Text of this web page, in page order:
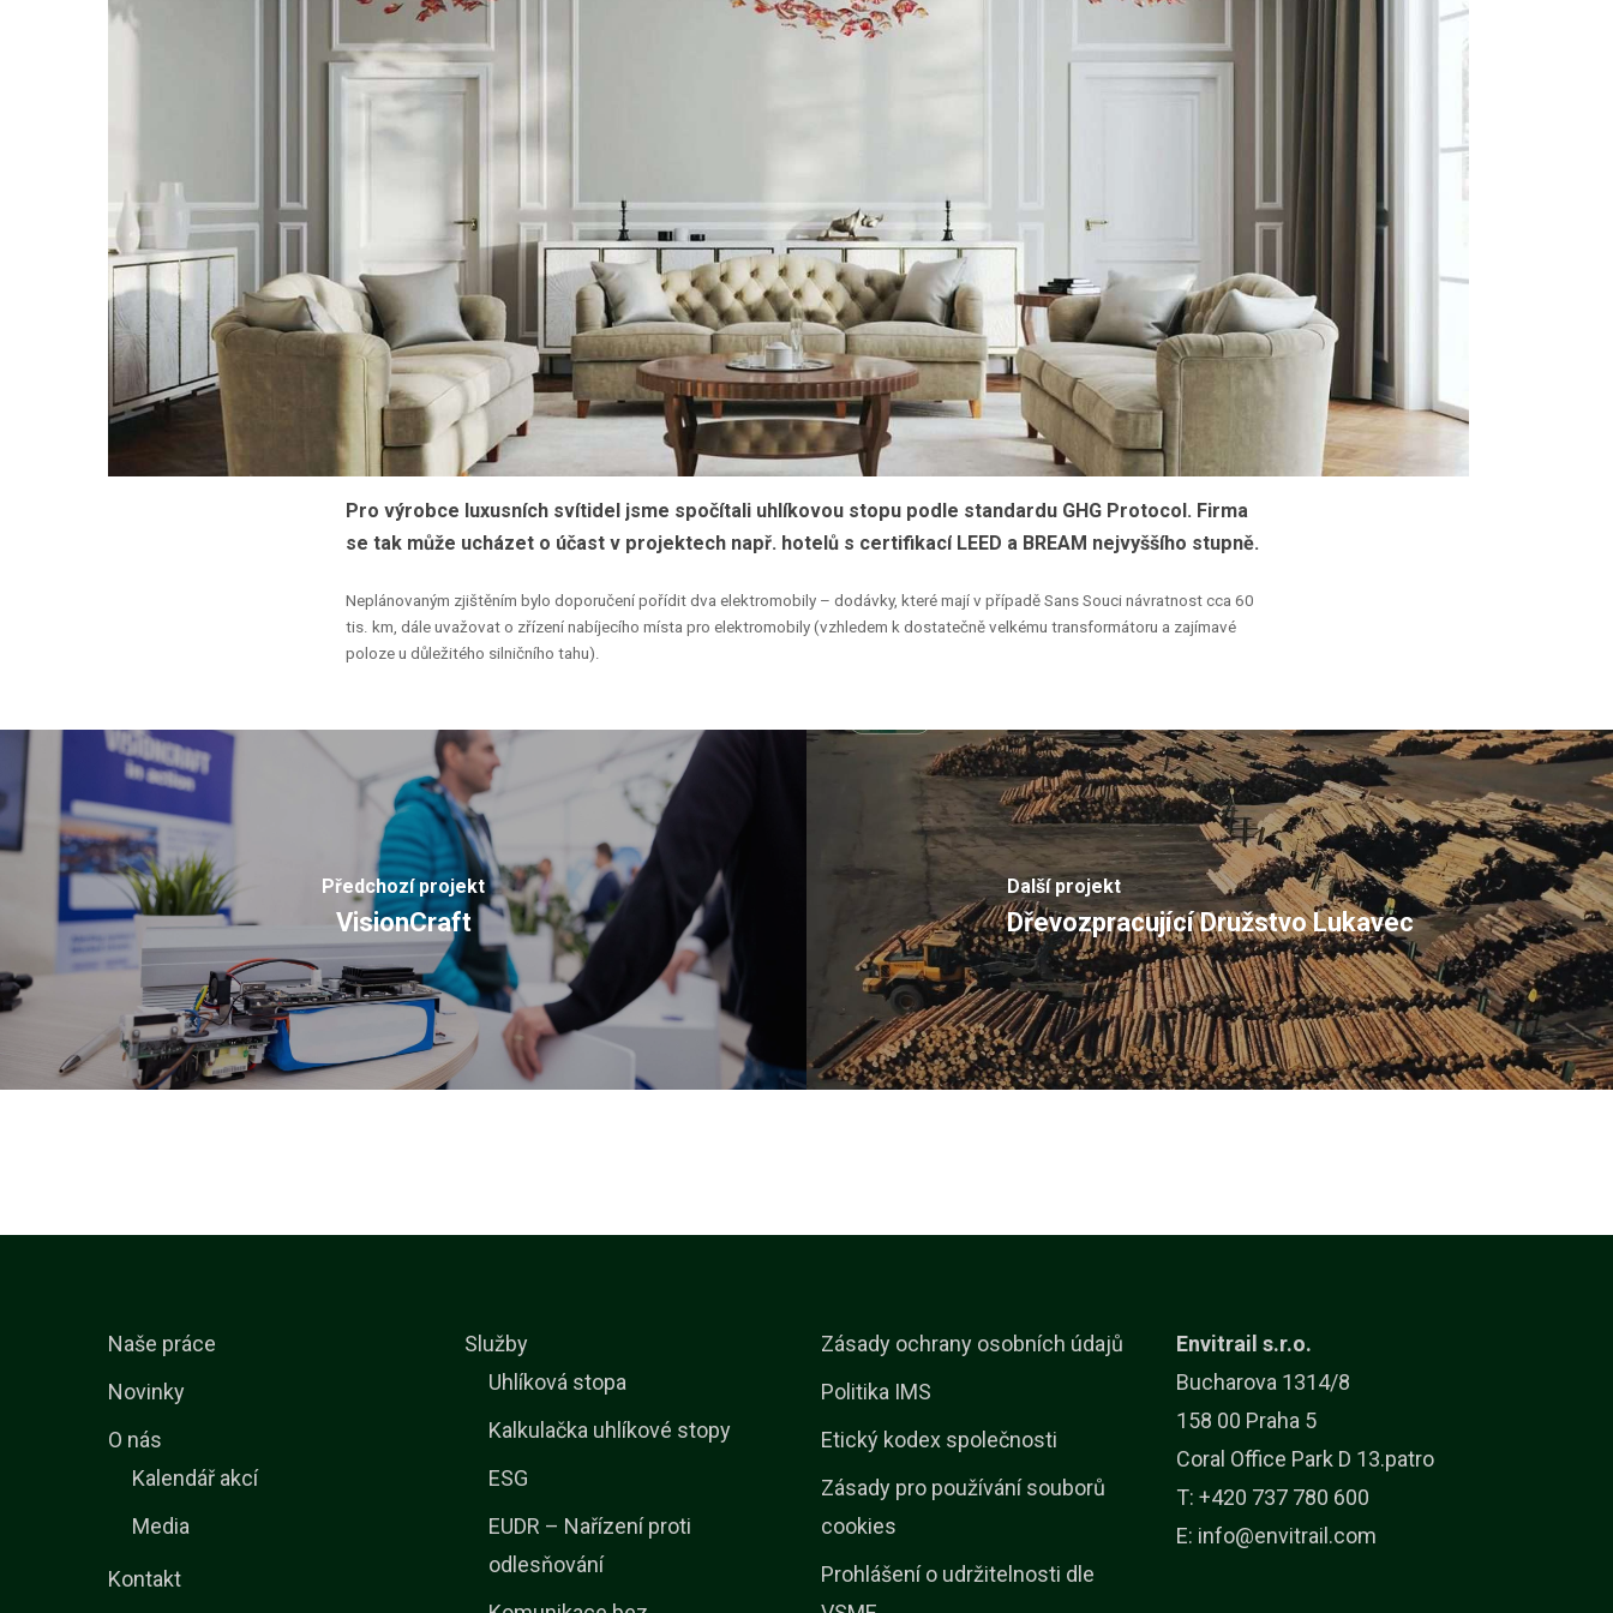
Pro výrobce luxusních svítidel jsme spočítali uhlíkovou stopu podle standardu GHG Protocol. Firma
se tak může ucházet o účast v projektech např. hotelů s certifikací LEED a BREAM nejvyššího stupně.
Neplánovaným zjištěním bylo doporučení pořídit dva elektromobily – dodávky, které mají v případě Sans Souci návratnost cca 60
tis. km, dále uvažovat o zřízení nabíjecího místa pro elektromobily (vzhledem k dostatečně velkému transformátoru a zajímavé
poloze u důležitého silničního tahu).
Předchozí projekt
VisionCraft
Další projekt
Dřevozpracující Družstvo Lukavec
Naše práce
Novinky
O nás
Kalendář akcí
Media
Kontakt
Služby
Uhlíková stopa
Kalkulačka uhlíkové stopy
ESG
EUDR – Nařízení proti
odlesňování
Zásady ochrany osobních údajů
Politika IMS
Etický kodex společnosti
Zásady pro používání souborů
cookies
Prohlášení o udržitelnosti dle
Envitrail s.r.o.
Bucharova 1314/8
158 00 Praha 5
Coral Office Park D 13.patro
T: +420 737 780 600
E: info@envitrail.com